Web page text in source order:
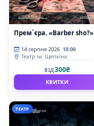
Прем`єра. «Barber sho?»
14 серпня 2026 18:00
Театр ім. Щепкіна
ВІД300₴
КВИТКИ
ТЕАТР